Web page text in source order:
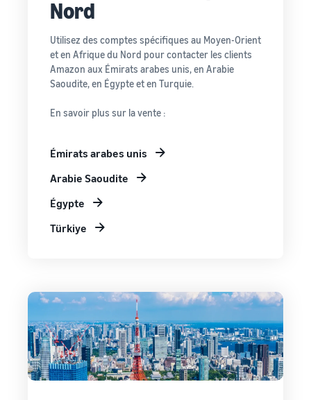
Nord
Utilisez des comptes spécifiques au Moyen-Orient
et en Afrique du Nord pour contacter les clients
Amazon aux Émirats arabes unis, en Arabie
Saoudite, en Égypte et en Turquie.
En savoir plus sur la vente :
Émirats arabes unis
Arabie Saoudite
Égypte
Türkiye